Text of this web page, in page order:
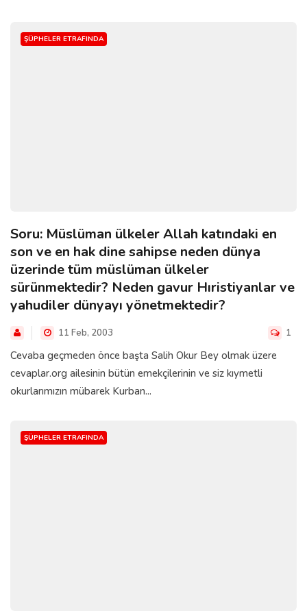
ŞÜPHELER ETRAFINDA
Soru: Müslüman ülkeler Allah katındaki en
son ve en hak dine sahipse neden dünya
üzerinde tüm müslüman ülkeler
sürünmektedir? Neden gavur Hıristiyanlar ve
yahudiler dünyayı yönetmektedir?
11 Feb, 2003 1
Cevaba geçmeden önce başta Salih Okur Bey olmak üzere
cevaplar.org ailesinin bütün emekçilerinin ve siz kıymetli
okurlarımızın mübarek Kurban...
ŞÜPHELER ETRAFINDA